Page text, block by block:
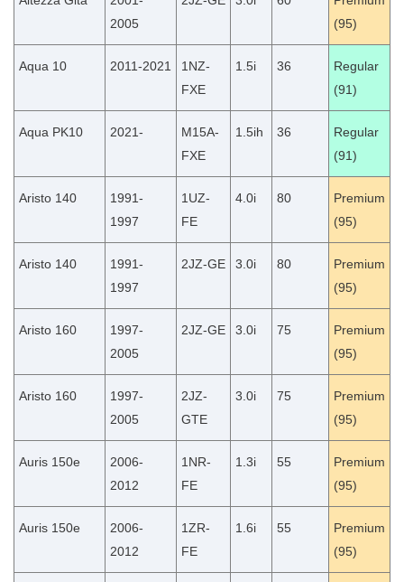
2005
(95)
Aqua 10 2011-2021
1NZ-
FXE
1.5i 36
Regular
(91)
Aqua PK10 2021-
M15A-
FXE
1.5ih 36
Regular
(91)
Aristo 140
1991-
1997
1UZ-
FE
4.0i 80
Premium
(95)
Aristo 140
1991-
1997
2JZ-GE 3.0i 80
Premium
(95)
Aristo 160
1997-
2005
2JZ-GE 3.0i 75
Premium
(95)
Aristo 160
1997-
2005
2JZ-
GTE
3.0i 75
Premium
(95)
Auris 150e
2006-
2012
1NR-
FE
1.3i 55
Premium
(95)
Auris 150e
2006-
2012
1ZR-
FE
1.6i 55
Premium
(95)